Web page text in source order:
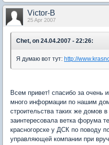
Victor-B
25 Apr 2007
Chet, on 24.04.2007 - 22:26:
Я думаю вот тут: http://
Всем привет! спасибо за очень
много информации по нашим
строительства таких же домов
заинтересовала ветка форума
красногорске у ДСК по поводу
управляющей компании при